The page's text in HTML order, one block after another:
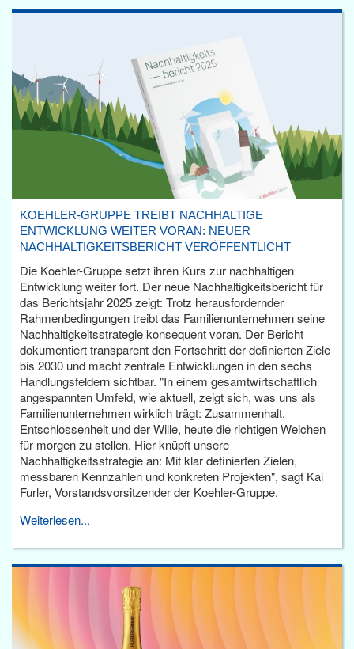
KOEHLER-GRUPPE TREIBT NACHHALTIGE
ENTWICKLUNG WEITER VORAN: NEUER
NACHHALTIGKEITSBERICHT VERÖFFENTLICHT
Die Koehler-Gruppe setzt ihren Kurs zur nachhaltigen
Entwicklung weiter fort. Der neue Nachhaltigkeitsbericht für
das Berichtsjahr 2025 zeigt: Trotz herausfordernder
Rahmenbedingungen treibt das Familienunternehmen seine
Nachhaltigkeitsstrategie konsequent voran. Der Bericht
dokumentiert transparent den Fortschritt der definierten Ziele
bis 2030 und macht zentrale Entwicklungen in den sechs
Handlungsfeldern sichtbar. "In einem gesamtwirtschaftlich
angespannten Umfeld, wie aktuell, zeigt sich, was uns als
Familienunternehmen wirklich trägt: Zusammenhalt,
Entschlossenheit und der Wille, heute die richtigen Weichen
für morgen zu stellen. Hier knüpft unsere
Nachhaltigkeitsstrategie an: Mit klar definierten Zielen,
messbaren Kennzahlen und konkreten Projekten", sagt Kai
Furler, Vorstandsvorsitzender der Koehler-Gruppe.
Weiterlesen...